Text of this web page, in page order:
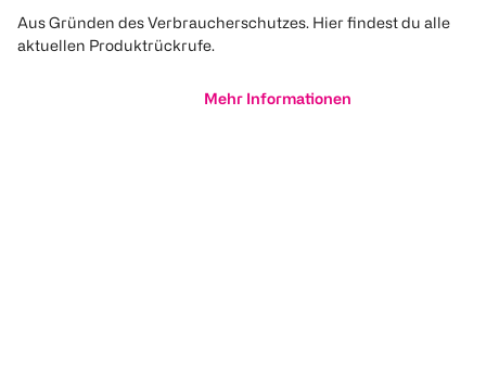
Aus Gründen des Verbraucherschutzes. Hier findest du alle
aktuellen Produktrückrufe.
Mehr Informationen